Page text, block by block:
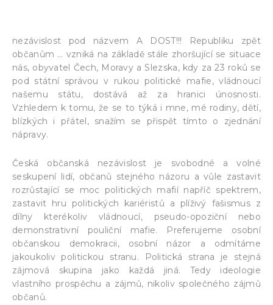
nezávislost pod názvem A DOST!!! Republiku zpět
občanům … vzniká na základě stále zhoršující se situace
nás, obyvatel Čech, Moravy a Slezska, kdy za 23 roků se
pod státní správou v rukou politické mafie, vládnoucí
našemu státu, dostává až za hranici únosnosti.
Vzhledem k tomu, že se to týká i mne, mé rodiny, dětí,
blízkých i přátel, snažím se přispět tímto o zjednání
nápravy.
Česká občanská nezávislost je svobodné a volné
seskupení lidí, občanů stejného názoru a vůle zastavit
rozrůstající se moc politických mafií napříč spektrem,
zastavit hru politických kariéristů a plíživý fašismus z
dílny kterékoliv vládnoucí, pseudo-opoziční nebo
demonstrativní pouliční mafie. Preferujeme osobní
občanskou demokracii, osobní názor a odmítáme
jakoukoliv politickou stranu. Politická strana je stejná
zájmová skupina jako každá jiná. Tedy ideologie
vlastního prospěchu a zájmů, nikoliv společného zájmů
občanů.